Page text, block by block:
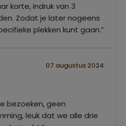
korte, indruk van 3
Zodat je later nogeens
plekken kunt gaan.”
07 augustus 2024
bezoeken, geen
leuk dat we alle drie